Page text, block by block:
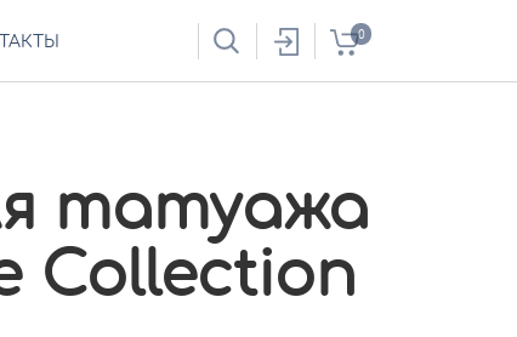
0
татуажа
Collection